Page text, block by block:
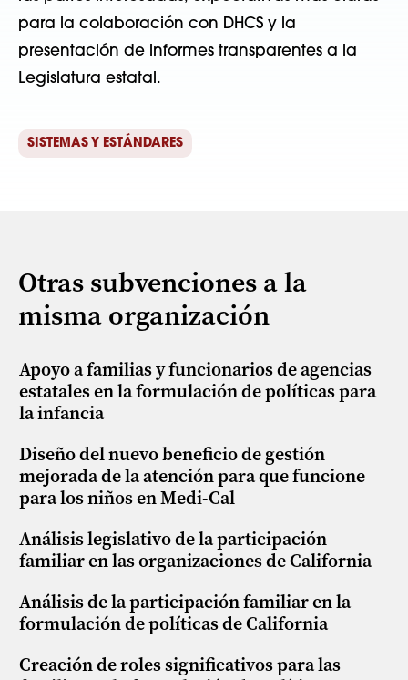
para la colaboración con DHCS y la
presentación de informes transparentes a la
Legislatura estatal.
SISTEMAS Y ESTÁNDARES
Otras subvenciones a la
misma organización
Apoyo a familias y funcionarios de agencias
estatales en la formulación de políticas para
la infancia
Diseño del nuevo beneficio de gestión
mejorada de la atención para que funcione
para los niños en Medi-Cal
Análisis legislativo de la participación
familiar en las organizaciones de California
Análisis de la participación familiar en la
formulación de políticas de California
Creación de roles significativos para las